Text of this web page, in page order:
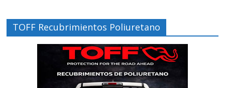
TOFF Recubrimientos Poliuretano